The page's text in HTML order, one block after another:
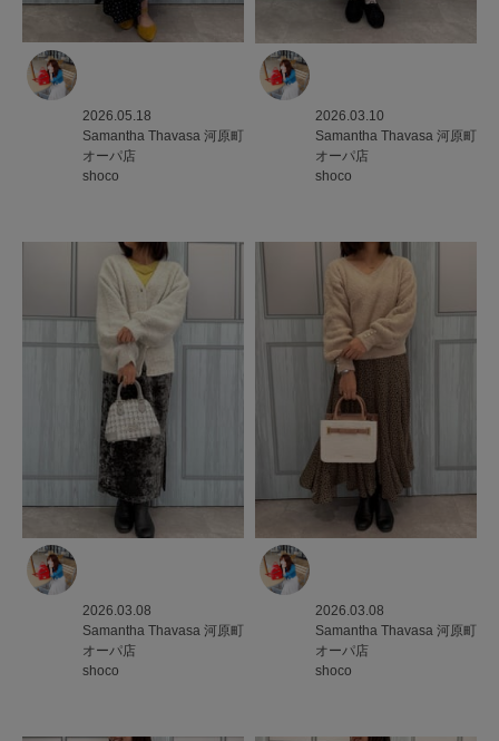
2026.05.18
Samantha Thavasa 河原町
オーパ店
shoco
2026.03.10
Samantha Thavasa 河原町
オーパ店
shoco
2026.03.08
Samantha Thavasa 河原町
オーパ店
shoco
2026.03.08
Samantha Thavasa 河原町
オーパ店
shoco